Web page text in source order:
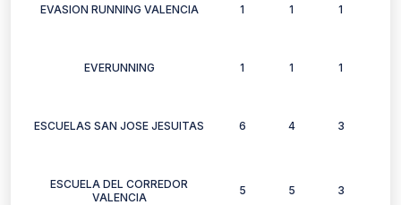
EVASION RUNNING VALENCIA 1 1 1
EVERUNNING 1 1 1
ESCUELAS SAN JOSE JESUITAS 6 4 3
ESCUELA DEL CORREDOR
VALENCIA
5 5 3